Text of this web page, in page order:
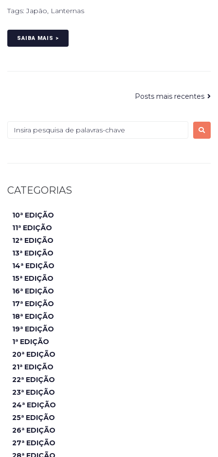
Tags:Japão, Lanternas
SAIBA MAIS >
Posts mais recentes
CATEGORIAS
10ª EDIÇÃO
11ª EDIÇÃO
12ª EDIÇÃO
13ª EDIÇÃO
14ª EDIÇÃO
15ª EDIÇÃO
16ª EDIÇÃO
17ª EDIÇÃO
18ª EDIÇÃO
19ª EDIÇÃO
1ª EDIÇÃO
20ª EDIÇÃO
21ª EDIÇÃO
22ª EDIÇÃO
23ª EDIÇÃO
24ª EDIÇÃO
25ª EDIÇÃO
26ª EDIÇÃO
27ª EDIÇÃO